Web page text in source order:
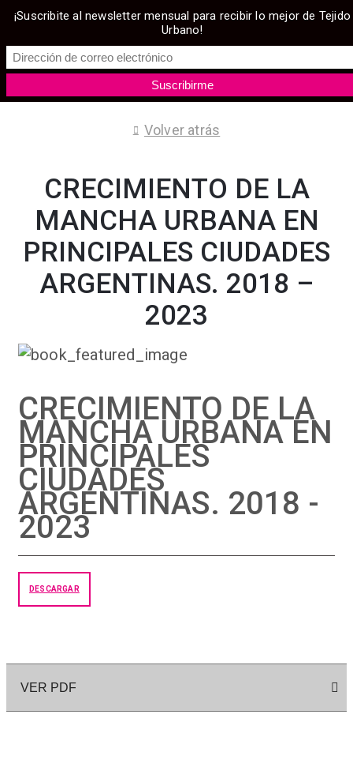
Volver atrás
CRECIMIENTO DE LA
MANCHA URBANA EN
PRINCIPALES CIUDADES
ARGENTINAS. 2018 –
2023
CRECIMIENTO DE LA
MANCHA URBANA EN
PRINCIPALES
CIUDADES
ARGENTINAS. 2018 -
2023
DESCARGAR
VER PDF
¡Suscribite al newsletter mensual para recibir lo mejor de Tejido
Urbano!